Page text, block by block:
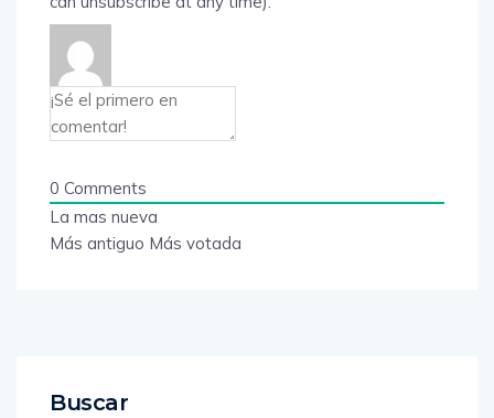
0 Comments
La mas nueva
Más antiguo Más votada
Buscar